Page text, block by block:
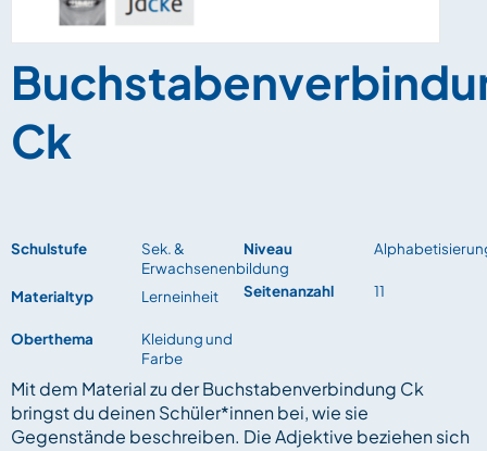
Ck
Schulstufe
Sek. &
Erwachsenenbildung
Materialtyp
Lerneinheit
Oberthema
Kleidung und
Farbe
Niveau
Seitenanzahl 11
Mit dem Material zu der Buchstabenverbindung Ck
bringst du deinen Schüler*innen bei, wie sie
Gegenstände beschreiben. Die Adjektive beziehen sich